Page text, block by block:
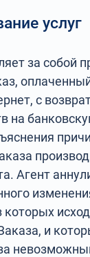
услуг
за собой
с
на
Агент
которых
и